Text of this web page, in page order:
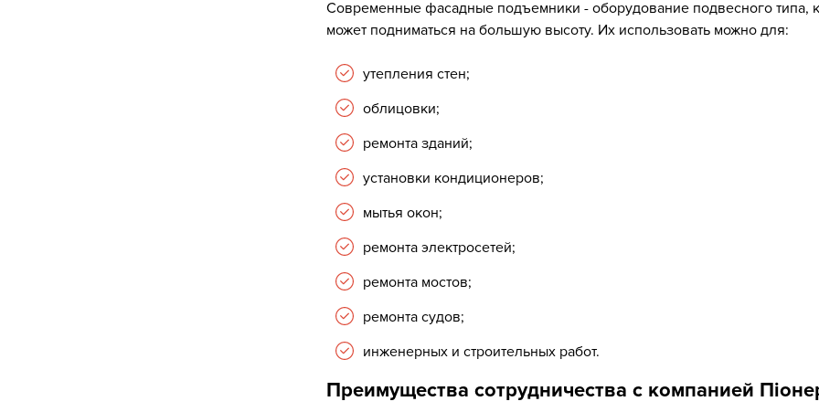
Современные фасадные подъемники - оборудование подвесного типа,
может подниматься на большую высоту. Их использовать можно для:
утепления стен;
облицовки;
ремонта зданий;
установки кондиционеров;
мытья окон;
ремонта электросетей;
ремонта мостов;
ремонта судов;
инженерных и строительных работ.
Преимущества сотрудничества с компанией